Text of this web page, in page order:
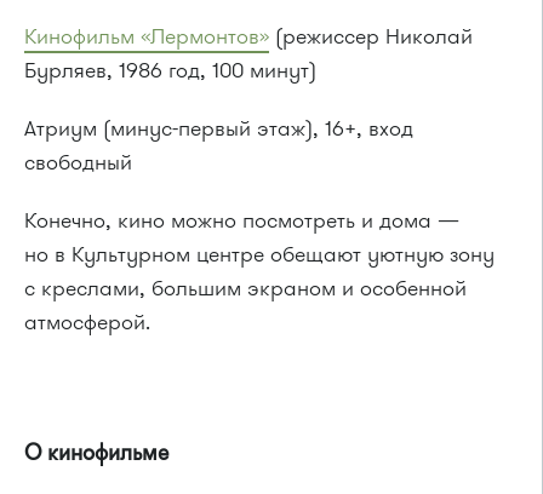
Кинофильм «Лермонтов» (режиссер Николай
Бурляев, 1986 год, 100 минут)
Атриум (минус-первый этаж), 16+, вход
свободный
Конечно, кино можно посмотреть и дома —
но в Культурном центре обещают уютную зону
с креслами, большим экраном и особенной
атмосферой.
О кинофильме